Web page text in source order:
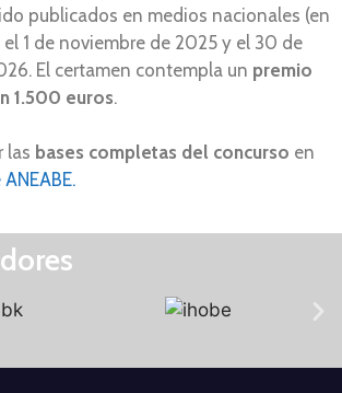
publicados en medios nacionales (en
1 de noviembre de 2025 y el 30 de
El certamen contempla un premio
1.500 euros.
las bases completas del concurso en